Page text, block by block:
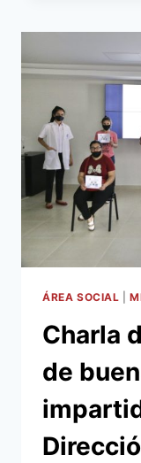
POR
DE
DEL
19
Y
LA
DE
ÁREA SOCIAL |
Charla
de